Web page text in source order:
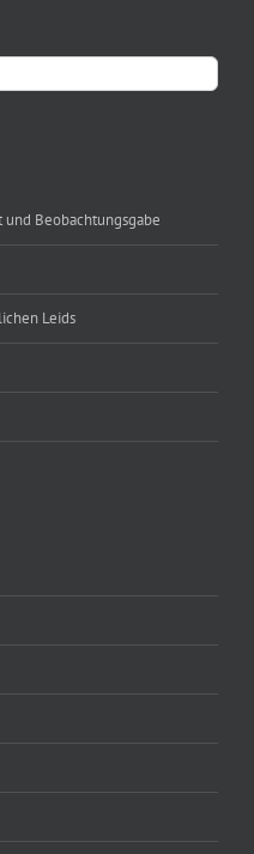
Beobachtungsgabe
Leids